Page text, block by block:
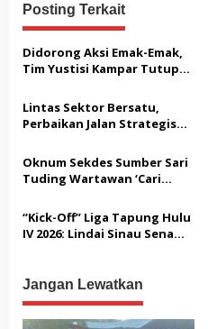
s
i
p
o
s
Posting Terkait
Didorong Aksi Emak-Emak,
Tim Yustisi Kampar Tutup
Gading Sari
Lintas Sektor Bersatu,
Perbaikan Jalan Strategis
Oknum Sekdes Sumber Sari
Tuding Wartawan ‘Cari
Dipertanyakan Soal
Bendera Lusuh dan Layanan
PATEN CETAR yang Diduga
“Kick-Off” Liga Tapung Hulu
IV 2026: Lindai Sinau Senama
Jangan Lewatkan